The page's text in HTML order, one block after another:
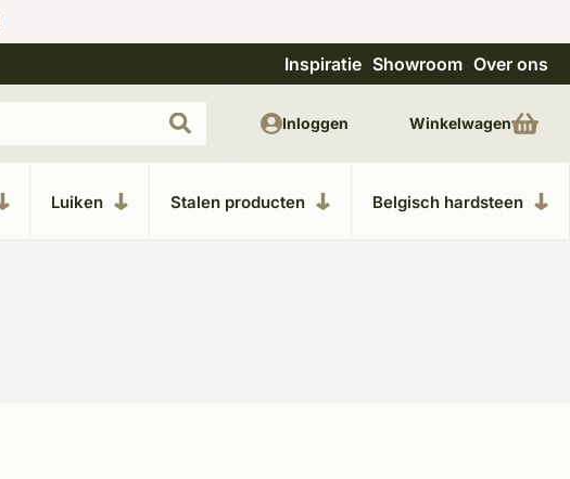
Uitgebreide showroom in Kesteren Unieke
Inspiratie Showroom Over ons
Luiken Stalen producten Belgisch hardsteen
Inloggen Winkelwagen